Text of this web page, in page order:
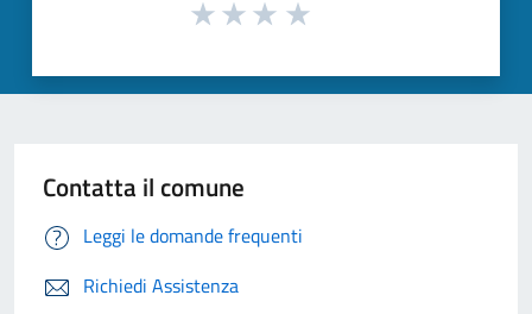
Contatta il comune
Leggi le domande frequenti
Richiedi Assistenza